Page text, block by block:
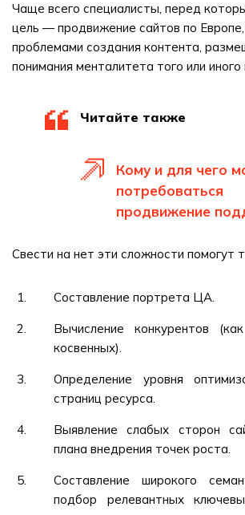
Чаще всего специалисты, перед
цель — продвижение сайтов по
проблемами создания контента,
понимания менталитета того или иного
Читайте также
Кому и для чего
потребоваться
продвижение
Свести на нет эти сложности помогут
Составление портрета ЦА.
Вычисление конкурентов
косвенных).
Определение уровня
страниц ресурса.
Выявление слабых сторон
плана внедрения точек роста.
Составление широкого
подбор релевантных